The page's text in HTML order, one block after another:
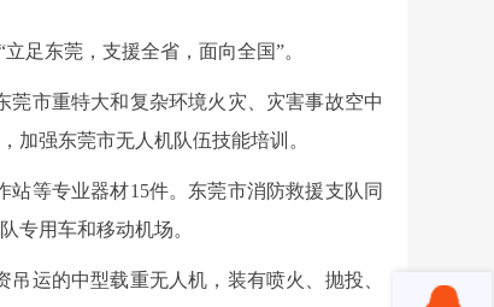
足东莞，支援全省，面向全国”。
市重特大和复杂环境火灾、灾害事故空中
加强东莞市无人机队伍技能培训。
等专业器材15件。东莞市消防救援支队同
专用车和移动机场。
运的中型载重无人机，装有喷火、抛投、